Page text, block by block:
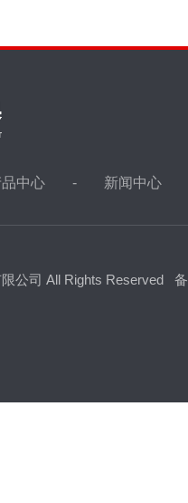
中心 新闻中心
公司 All Rights Reserved